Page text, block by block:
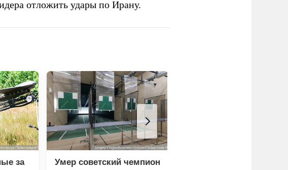
отложить удары по Ирану.
за
Умер советский чемпион